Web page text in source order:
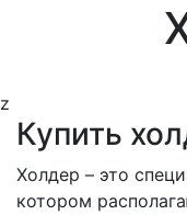
z
Купить
Холдер – это
котором